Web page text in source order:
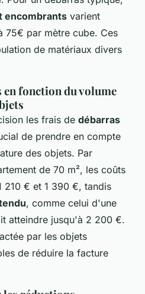
encombrants varient
75€ par mètre cube. Ces
de matériaux divers
fonction du volume
les frais de débarras
de prendre en compte
des objets. Par
de 70 m², les coûts
210 € et 1 390 €, tandis
, comme celui d'une
atteindre jusqu'à 2 200 €.
par les objets
de réduire la facture